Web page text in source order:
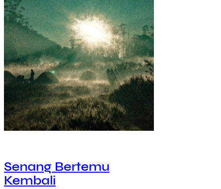
Senang Bertemu
Kembali